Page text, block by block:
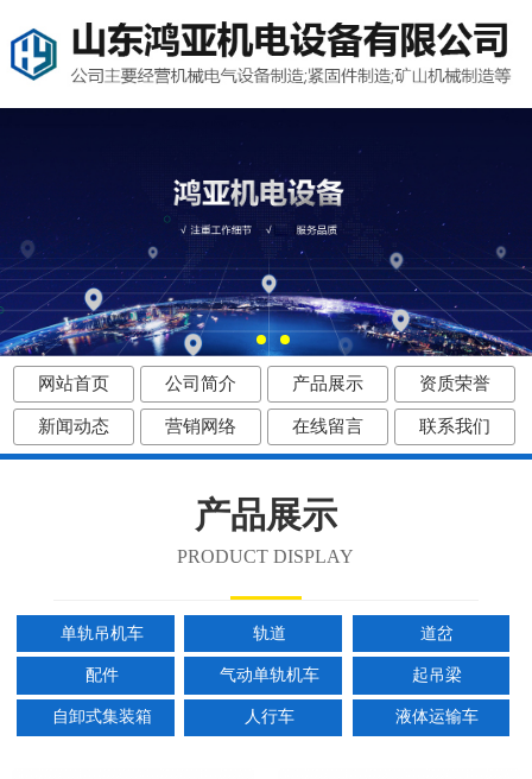
网站首页 公司简介 产品展示 资质荣誉
新闻动态 营销网络 在线留言 联系我们
产品展示
PRODUCT DISPLAY
单轨吊机车 轨道 道岔
配件 气动单轨机车 起吊梁
自卸式集装箱 人行车 液体运输车